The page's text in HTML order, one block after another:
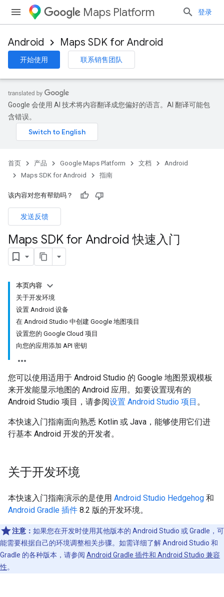
Maps Platform 登录
Android Maps SDK for Android
开始使用 联系销售团队
Google 会使用 AI 技术将内容翻译成您偏好的语言。AI 翻译可能包
含错误。
首页 产品 Google Maps Platform 文档
Android
Maps SDK for Android
指南
该内容对您有帮助吗？
发送反馈
Maps SDK for Android 快速入门
本页内容
关于开发环境
设置 Android 设备
在 Android Studio 中创建 Google 地图项目
设置您的 Google Cloud 项目
向您的应用添加 API 密钥
您可以使用适用于 Android Studio 的 Google 地图景观模板
来开发能显示地图的 Android 应用。如要设置现有的
Android Studio 项目，请参阅设置 Android Studio 项目 。
本快速入门指南面向熟悉 Kotlin 或 Java，能够使用它们进
行基本 Android 开发的开发者。
关于开发环境
本快速入门指南演示的是使用 Android Studio Hedgehog 和
Android Gradle 插件 8.2 版的开发环境。
注意： 如果您在开发时使用其他版本的 Android Studio 或 Gradle，可
能需要根据自己的环境调整相关步骤。如需详细了解 Android Studio 和
Gradle 的各种版本，请参阅 Android Gradle 插件和 Android Studio 兼容
性。